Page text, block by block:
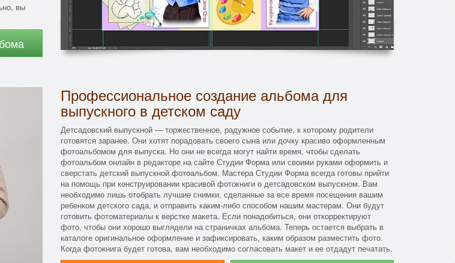
вы
Профессиональное создание альбома для
выпускного в детском саду
Детсадовский выпускной — торжественное, радужное событие, к которому родители
готовятся заранее. Они хотят порадовать своего сына или дочку красиво оформленным
фотоальбомом для выпуска. Но они не всегда могут найти время, чтобы сделать
фотоальбом онлайн в редакторе на сайте Студии Форма или своими руками оформить и
сверстать детский выпускной фотоальбом. Мастера Студии Форма всегда готовы прийти
на помощь при конструировании красивой фотокниги о детсадовском выпускном. Вам
необходимо лишь отобрать лучшие снимки, сделанные за все время посещения вашим
ребенком детского сада, и отправить каким-либо способом нашим мастерам. Они будут
готовить фотоматериалы к верстке макета. Если понадобиться, они откорректируют
фото, чтобы они хорошо выглядели на страничках альбома. Теперь остается выбрать в
каталоге оригинальное оформление и зафиксировать, каким образом разместить фото.
Когда фотокнига будет готова, вам необходимо согласовать макет и ее отдадут печатать.